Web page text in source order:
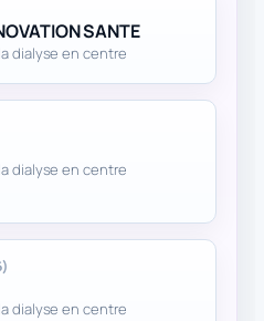
SANTE
dialyse en centre
dialyse en centre
dialyse en centre